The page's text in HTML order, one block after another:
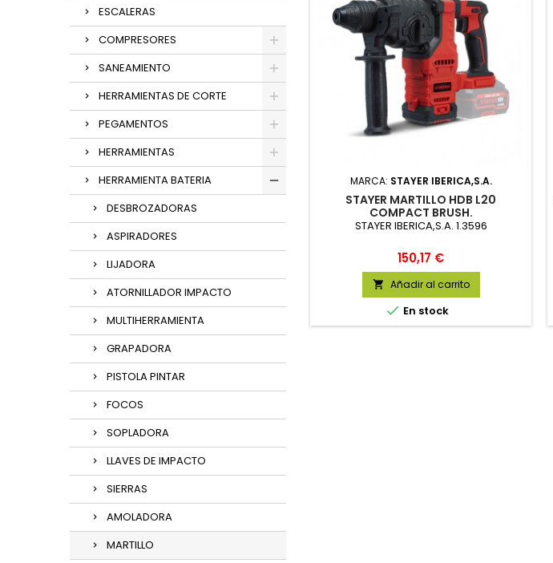
ESCALERAS
COMPRESORES
SANEAMIENTO
HERRAMIENTAS DE CORTE
PEGAMENTOS
HERRAMIENTAS
HERRAMIENTA BATERIA
DESBROZADORAS
ASPIRADORES
LIJADORA
ATORNILLADOR IMPACTO
MULTIHERRAMIENTA
GRAPADORA
PISTOLA PINTAR
FOCOS
SOPLADORA
LLAVES DE IMPACTO
SIERRAS
AMOLADORA
MARTILLO
MARCA: STAYER IBERICA,S.A.
STAYER MARTILLO HDB L20
COMPACT BRUSH.
STAYER IBERICA,S.A. 1.3596
Precio
150,17 €
 Añadir al carrito
 En stock